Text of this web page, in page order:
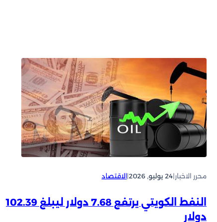
محرر الاخبار|24 يوليو, 2026 |الاقتصاد
النفط الكويتي يرتفع 7.68 دولار ليبلغ 102.39
دولار